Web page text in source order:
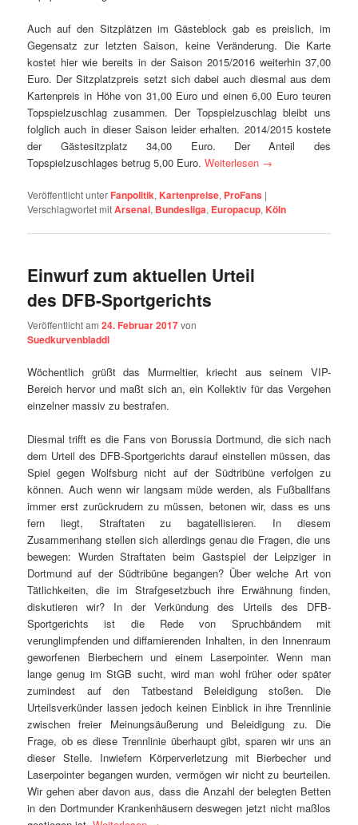
Auch auf den Sitzplätzen im Gästeblock gab es preislich, im
Gegensatz zur letzten Saison, keine Veränderung. Die Karte
kostet hier wie bereits in der Saison 2015/2016 weiterhin 37,00
Euro. Der Sitzplatzpreis setzt sich dabei auch diesmal aus dem
Kartenpreis in Höhe von 31,00 Euro und einen 6,00 Euro teuren
Topspielzuschlag zusammen. Der Topspielzuschlag bleibt uns
folglich auch in dieser Saison leider erhalten. 2014/2015 kostete
der Gästesitzplatz 34,00 Euro. Der Anteil des
Topspielzuschlages betrug 5,00 Euro.Weiterlesen →
Veröffentlicht unter Fanpolitik, Kartenpreise, ProFans |
Verschlagwortet mitArsenal, Bundesliga, Europacup, Köln
Einwurf zum aktuellen Urteil
des DFB-Sportgerichts
Veröffentlicht am24. Februar 2017von
Suedkurvenbladdl
Wöchentlich grüßt das Murmeltier, kriecht aus seinem VIP-
Bereich hervor und maßt sich an, ein Kollektiv für das Vergehen
einzelner massiv zu bestrafen.
Diesmal trifft es die Fans von Borussia Dortmund, die sich nach
dem Urteil des DFB-Sportgerichts darauf einstellen müssen, das
Spiel gegenWolfsburg nicht auf der Südtribüne verfolgen zu
können. Auch wenn wir langsam müde werden, als Fußballfans
immer erst zurückrudern zu müssen, betonen wir, dass es uns
fern liegt, Straftaten zu bagatellisieren. In diesem
Zusammenhang stellen sich allerdings genau die Fragen, die uns
bewegen: Wurden Straftaten beim Gastspiel der Leipziger in
Dortmund auf der Südtribüne begangen? Über welche Art von
Tätlichkeiten, die im Strafgesetzbuch ihre Erwähnung finden,
diskutieren wir? In der Verkündung des Urteils des DFB-
Sportgerichts ist die Rede von Spruchbändern mit
verunglimpfenden und diffamierenden Inhalten, in den Innenraum
geworfenen Bierbechern und einem Laserpointer. Wenn man
lange genug im StGB sucht, wird man wohl früher oder später
zumindest auf den Tatbestand Beleidigung stoßen. Die
Urteilsverkünder lassen jedoch keinen Einblick in ihre Trennlinie
zwischen freier Meinungsäußerung und Beleidigung zu. Die
Frage, ob es diese Trennlinie überhaupt gibt, sparen wir uns an
dieser Stelle. Inwiefern Körperverletzung mit Bierbecher und
Laserpointer begangen wurden, vermögen wir nicht zu beurteilen.
Wir gehen aber davon aus, dass die Anzahl der belegten Betten
in den Dortmunder Krankenhäusern deswegen jetzt nicht maßlos